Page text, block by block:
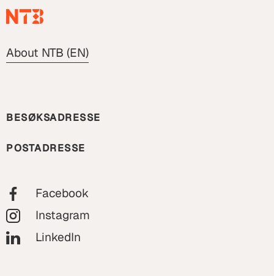
About NTB (EN)
BESØKSADRESSE
POSTADRESSE
Facebook
Instagram
LinkedIn